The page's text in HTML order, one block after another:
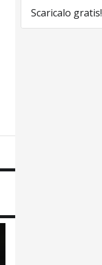
Scaricalo gratis!